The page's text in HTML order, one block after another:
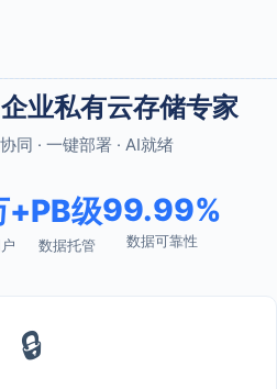
业私有云存储专家
同 · 一键部署 · AI就绪
+PB级
数据托管
99.99%
数据可靠性
🔒